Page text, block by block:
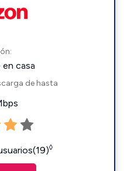
casa
de hasta
◊